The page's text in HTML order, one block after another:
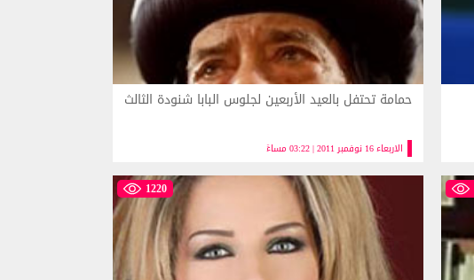
الاربعاء 16 نوفمبر 2011 | 03:22 مساءً
حمامة تحتفل بالعيد الأربعين لجلوس البابا شنودة الثالث
1220